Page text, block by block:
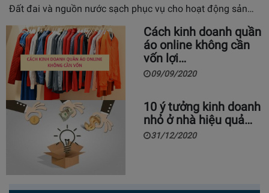
Đất đai và nguồn nước sạch phục vụ cho hoạt động sản…
Cách kinh doanh quần
áo online không cần
vốn lợi…
09/09/2020
10 ý tưởng kinh doanh
nhỏ ở nhà hiệu quả…
31/12/2020